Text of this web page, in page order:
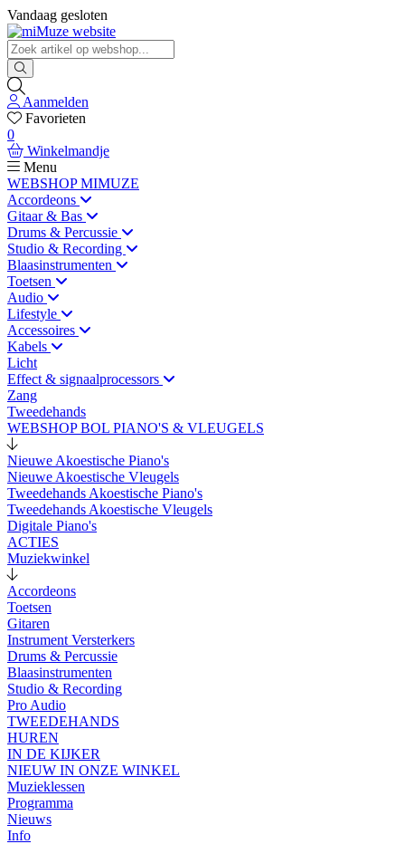
Vandaag gesloten
Aanmelden
Favorieten
0
Winkelmandje
Menu
WEBSHOP MIMUZE
Accordeons
Gitaar & Bas
Drums & Percussie
Studio & Recording
Blaasinstrumenten
Toetsen
Audio
Lifestyle
Accessoires
Kabels
Licht
Effect & signaalprocessors
Zang
Tweedehands
WEBSHOP BOL PIANO'S & VLEUGELS
Nieuwe Akoestische Piano's
Nieuwe Akoestische Vleugels
Tweedehands Akoestische Piano's
Tweedehands Akoestische Vleugels
Digitale Piano's
ACTIES
Muziekwinkel
Accordeons
Toetsen
Gitaren
Instrument Versterkers
Drums & Percussie
Blaasinstrumenten
Studio & Recording
Pro Audio
TWEEDEHANDS
HUREN
IN DE KIJKER
NIEUW IN ONZE WINKEL
Muzieklessen
Programma
Nieuws
Info